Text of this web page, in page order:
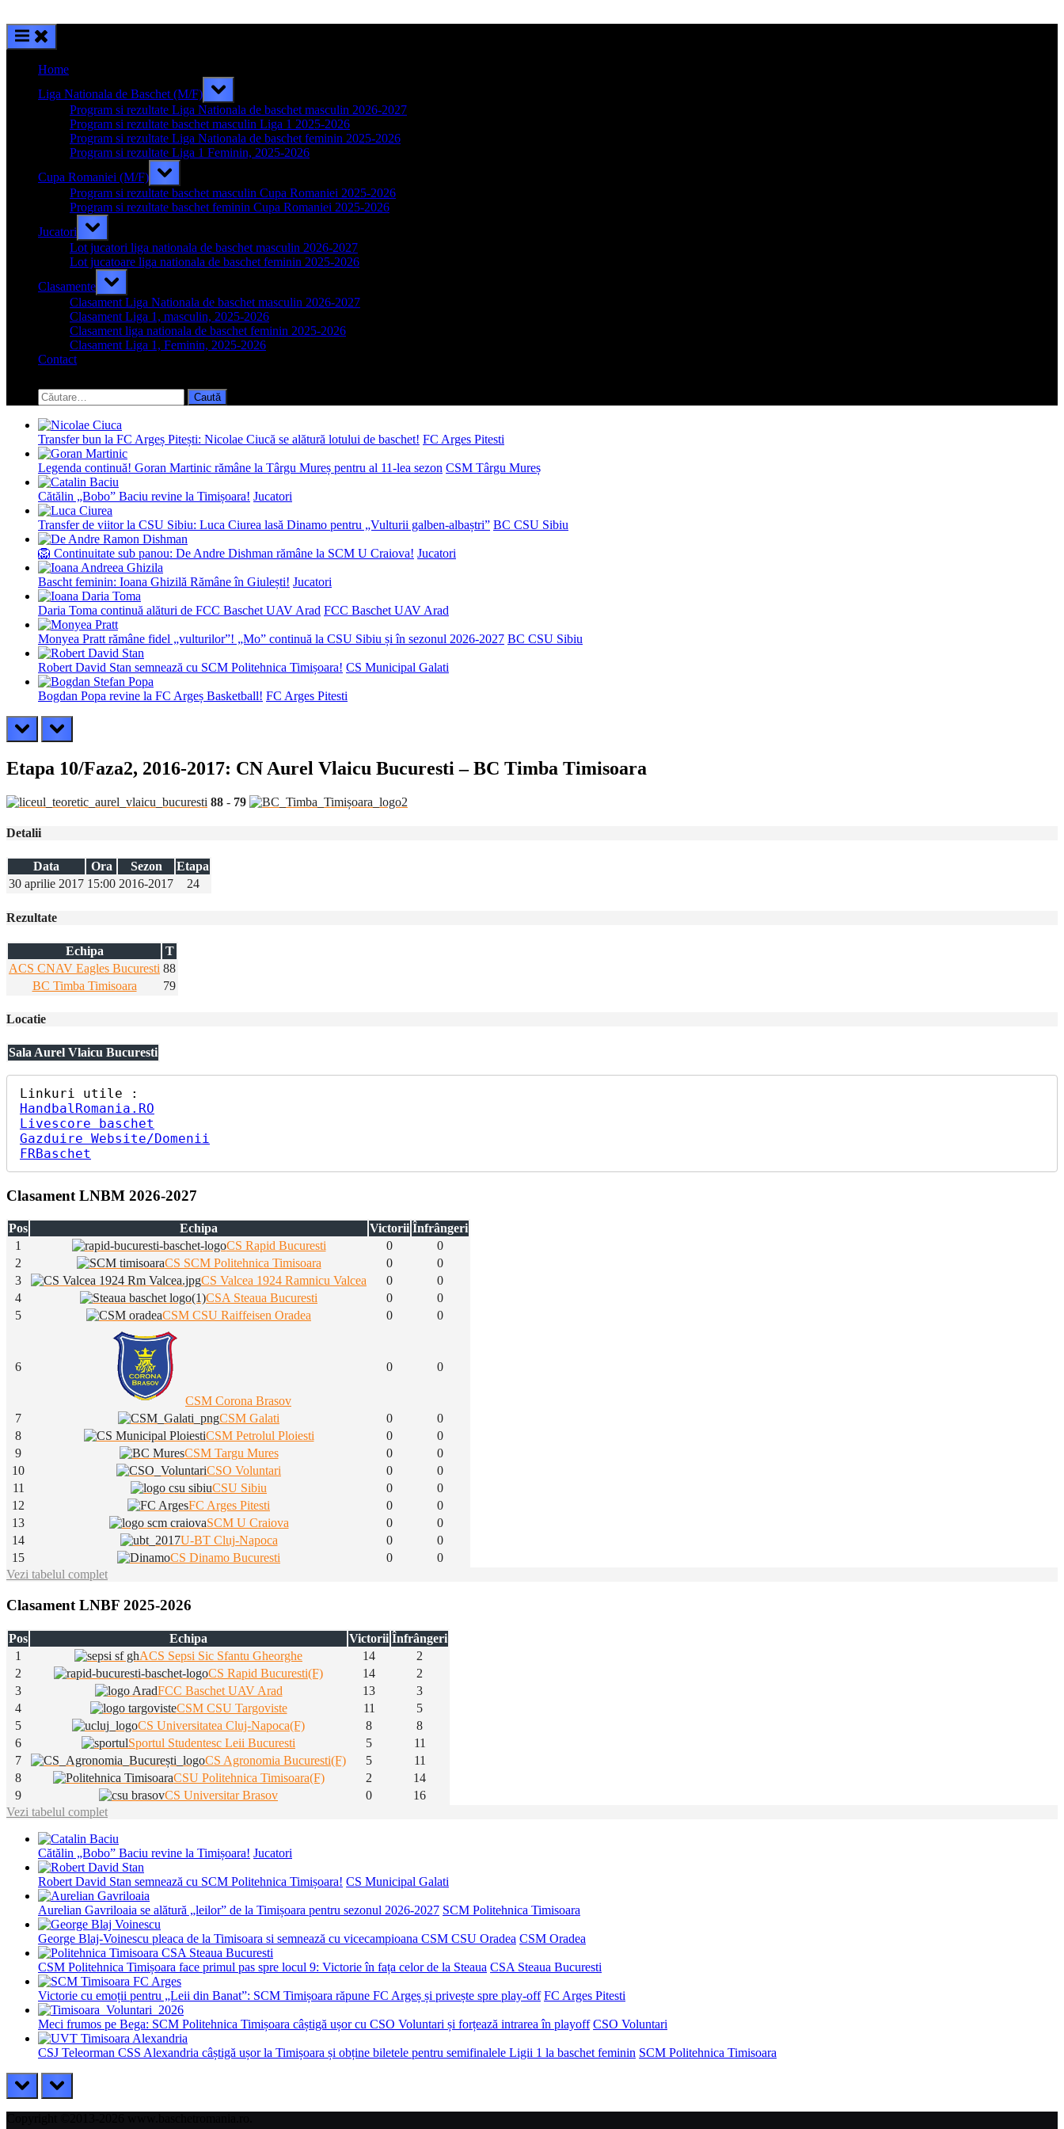
Home
Liga Nationala de Baschet (M/F)
Toggle
sub-
menu
Program si rezultate Liga Nationala de baschet masculin 2026-2027
Program si rezultate baschet masculin Liga 1 2025-2026
Program si rezultate Liga Nationala de baschet feminin 2025-2026
Program si rezultate Liga 1 Feminin, 2025-2026
Cupa Romaniei (M/F)
Toggle
sub-
menu
Program si rezultate baschet masculin Cupa Romaniei 2025-2026
Program si rezultate baschet feminin Cupa Romaniei 2025-2026
Jucatori
Toggle
sub-
menu
Lot jucatori liga nationala de baschet masculin 2026-2027
Lot jucatoare liga nationala de baschet feminin 2025-2026
Clasamente
Toggle
sub-
menu
Clasament Liga Nationala de baschet masculin 2026-2027
Clasament Liga 1, masculin, 2025-2026
Clasament liga nationala de baschet feminin 2025-2026
Clasament Liga 1, Feminin, 2025-2026
Contact
search
form
Caută
după:
Transfer bun la FC Argeș Pitești: Nicolae Ciucă se alătură lotului de baschet! FC Arges Pitesti
Legenda continuă! Goran Martinic rămâne la Târgu Mureș pentru al 11-lea sezon CSM Târgu Mureș
Cătălin „Bobo” Baciu revine la Timișoara! Jucatori
Transfer de viitor la CSU Sibiu: Luca Ciurea lasă Dinamo pentru „Vulturii galben-albaștri” BC CSU Sibiu
🦁 Continuitate sub panou: De Andre Dishman rămâne la SCM U Craiova! Jucatori
Bascht feminin: Ioana Ghizilă Rămâne în Giulești! Jucatori
Daria Toma continuă alături de FCC Baschet UAV Arad FCC Baschet UAV Arad
Monyea Pratt rămâne fidel „vulturilor”! „Mo” continuă la CSU Sibiu și în sezonul 2026-2027 BC CSU Sibiu
Robert David Stan semnează cu SCM Politehnica Timișoara! CS Municipal Galati
Bogdan Popa revine la FC Argeș Basketball! FC Arges Pitesti
prev next
Etapa 10/Faza2, 2016-2017: CN Aurel Vlaicu Bucuresti – BC Timba Timisoara
88 - 79
Detalii
Data Ora Sezon
Etapa
30 aprilie 2017 15:00 2016-2017 24
Rezultate
Echipa
T
ACS CNAV Eagles Bucuresti 88
BC Timba Timisoara
79
Locatie
Sala Aurel Vlaicu Bucuresti
HandbalRomania.RO
Livescore baschet
Gazduire Website/Domenii
FRBaschet
Clasament LNBM 2026-2027
Pos Echipa Victorii Înfrângeri
1
CS Rapid Bucuresti 0
0
2
CS SCM Politehnica Timisoara 0
0
3
CS Valcea 1924 Ramnicu Valcea 0
0
4
CSA Steaua Bucuresti 0
0
5
CSM CSU Raiffeisen Oradea 0 0
6
CSM Corona Brasov
0 0
7 CSM Galati 0
0
8
CSM Petrolul Ploiesti 0
0
9
CSM Targu Mures 0
0
10
CSO Voluntari 0
0
11
CSU Sibiu 0
0
12
FC Arges Pitesti 0
0
13
SCM U Craiova 0
0
14
U-BT Cluj-Napoca 0
0
15
CS Dinamo Bucuresti 0
0
Vezi tabelul complet
Clasament LNBF 2025-2026
Pos Echipa Victorii Înfrângeri
1
ACS Sepsi Sic Sfantu Gheorghe 14
2
2
CS Rapid Bucuresti(F) 14
2
3
FCC Baschet UAV Arad 13
3
4
CSM CSU Targoviste 11
5
5
CS Universitatea Cluj-Napoca(F) 8
8
6
Sportul Studentesc Leii Bucuresti 5
11
7
CS Agronomia Bucuresti(F) 5
11
8
CSU Politehnica Timisoara(F) 2
14
9
CS Universitar Brasov 0
16
Vezi tabelul complet
Cătălin „Bobo” Baciu revine la Timișoara! Jucatori
Robert David Stan semnează cu SCM Politehnica Timișoara! CS Municipal Galati
Aurelian Gavriloaia se alătură „leilor” de la Timișoara pentru sezonul 2026-2027 SCM Politehnica Timisoara
George Blaj-Voinescu pleaca de la Timisoara si semnează cu vicecampioana CSM CSU Oradea CSM Oradea
CSM Politehnica Timișoara face primul pas spre locul 9: Victorie în fața celor de la Steaua CSA Steaua Bucuresti
Victorie cu emoții pentru „Leii din Banat”: SCM Timișoara răpune FC Argeș și privește spre play-off FC Arges Pitesti
Meci frumos pe Bega: SCM Politehnica Timișoara câștigă ușor cu CSO Voluntari și forțează intrarea în playoff CSO Voluntari
CSJ Teleorman CSS Alexandria câștigă ușor la Timișoara și obține biletele pentru semifinalele Ligii 1 la baschet feminin SCM Politehnica Timisoara
prev next